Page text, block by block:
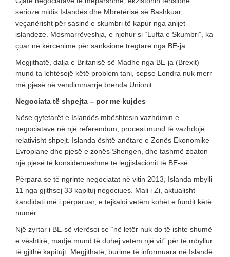
serioze midis Islandës dhe Mbretërisë së Bashkuar,
veçanërisht për sasinë e skumbri të kapur nga anijet
islandeze. Mosmarrëveshja, e njohur si “Lufta e Skumbri”, ka
çuar në kërcënime për sanksione tregtare nga BE-ja.
Megjithatë, dalja e Britanisë së Madhe nga BE-ja (Brexit)
mund ta lehtësojë këtë problem tani, sepse Londra nuk merr
më pjesë në vendimmarrje brenda Unionit.
Negociata të shpejta – por me kujdes
Nëse qytetarët e Islandës mbështesin vazhdimin e
negociatave në një referendum, procesi mund të vazhdojë
relativisht shpejt. Islanda është anëtare e Zonës Ekonomike
Evropiane dhe pjesë e zonës Shengen, dhe tashmë zbaton
një pjesë të konsiderueshme të legjislacionit të BE-së.
Përpara se të ngrinte negociatat në vitin 2013, Islanda mbylli
11 nga gjithsej 33 kapituj negociues. Mali i Zi, aktualisht
kandidati më i përparuar, e tejkaloi vetëm kohët e fundit këtë
numër.
Një zyrtar i BE-së vlerësoi se “në letër nuk do të ishte shumë
e vështirë; madje mund të duhej vetëm një vit” për të mbyllur
të gjithë kapitujt. Megjithatë, burime të informuara në Islandë